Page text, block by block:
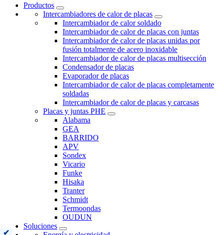
Productos
Intercambiadores de calor de placas
Intercambiador de calor soldado
Intercambiador de calor de placas con juntas
Intercambiador de calor de placas unidas por
fusión totalmente de acero inoxidable
Intercambiador de calor de placas multisección
Condensador de placas
Evaporador de placas
Intercambiador de calor de placas completamente
soldadas
Intercambiador de calor de placas y carcasas
Placas y juntas PHE
Alabama
GEA
BARRIDO
APV
Sondex
Vicario
Funke
Hisaka
Tranter
Schmidt
Termoondas
OUDUN
Soluciones